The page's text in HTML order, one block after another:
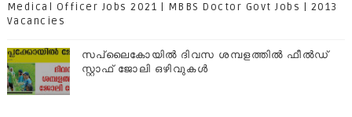
Medical Officer Jobs 2021 | MBBS Doctor Govt Jobs | 2013
Vacancies
സപ്ലൈകോയില്‍ ദിവസ ശമ്പളത്തിൽ ഫീല്‍ഡ്
സ്റ്റാഫ് ജോലി ഒഴിവുകൾ